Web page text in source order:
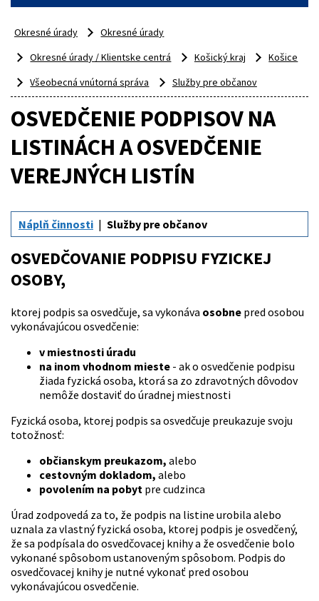
Okresné úrady
Okresné úrady
Okresné úrady / Klientske centrá
Košický kraj
Košice
Všeobecná vnútorná správa
Služby pre občanov
OSVEDČENIE PODPISOV NA
LISTINÁCH A OSVEDČENIE
VEREJNÝCH LISTÍN
Náplň činnosti Služby pre občanov
OSVEDČOVANIE PODPISU FYZICKEJ
OSOBY,
ktorej podpis sa osvedčuje, sa vykonáva osobne pred osobou
vykonávajúcou osvedčenie:
v miestnosti úradu
na inom vhodnom mieste - ak o osvedčenie podpisu
žiada fyzická osoba, ktorá sa zo zdravotných dôvodov
nemôže dostaviť do úradnej miestnosti
Fyzická osoba, ktorej podpis sa osvedčuje preukazuje svoju
totožnosť:
občianskym preukazom, alebo
cestovným dokladom, alebo
povolením na pobyt pre cudzinca
Úrad zodpovedá za to, že podpis na listine urobila alebo
uznala za vlastný fyzická osoba, ktorej podpis je osvedčený,
že sa podpísala do osvedčovacej knihy a že osvedčenie bolo
vykonané spôsobom ustanoveným spôsobom. Podpis do
osvedčovacej knihy je nutné vykonať pred osobou
vykonávajúcou osvedčenie.